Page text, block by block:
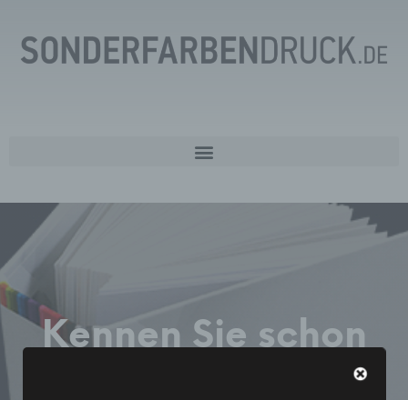
0,00
Kennen Sie schon